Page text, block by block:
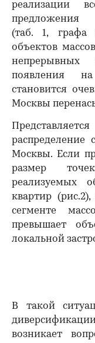
реализации
предложения
(таб. 1, графа
объектов
появления
становится
Москвы
распределение
Москвы. Если
размер
реализуемых
квартир
сегменте
превышает
локальной
В такой
возникает